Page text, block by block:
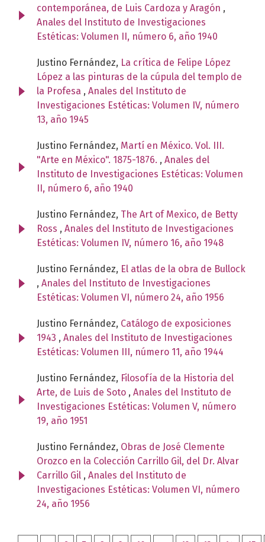
contemporánea, de Luis Cardoza y Aragón ,
Anales del Instituto de Investigaciones
Estéticas: Volumen II, número 6, año 1940
Justino Fernández, La crítica de Felipe López
López a las pinturas de la cúpula del templo de
la Profesa , Anales del Instituto de
Investigaciones Estéticas: Volumen IV, número
13, año 1945
Justino Fernández, Martí en México. Vol. III.
"Arte en México". 1875-1876. , Anales del
Instituto de Investigaciones Estéticas: Volumen
II, número 6, año 1940
Justino Fernández, The Art of Mexico, de Betty
Ross , Anales del Instituto de Investigaciones
Estéticas: Volumen IV, número 16, año 1948
Justino Fernández, El atlas de la obra de Bullock
, Anales del Instituto de Investigaciones
Estéticas: Volumen VI, número 24, año 1956
Justino Fernández, Catálogo de exposiciones
1943 , Anales del Instituto de Investigaciones
Estéticas: Volumen III, número 11, año 1944
Justino Fernández, Filosofía de la Historia del
Arte, de Luis de Soto , Anales del Instituto de
Investigaciones Estéticas: Volumen V, número
19, año 1951
Justino Fernández, Obras de José Clemente
Orozco en la Colección Carrillo Gil, del Dr. Alvar
Carrillo Gil , Anales del Instituto de
Investigaciones Estéticas: Volumen VI, número
24, año 1956